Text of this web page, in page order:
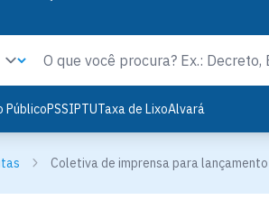
PúblicoPSSIPTUTaxa de LixoAlvará
Coletiva de imprensa para